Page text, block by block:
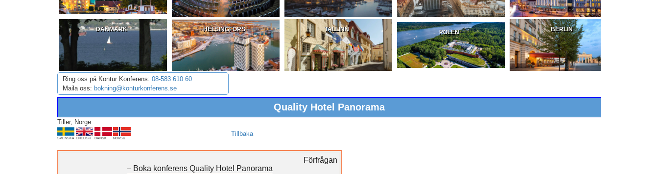
DANMARK HELSINGFORS TALLINN POLEN BERLIN
Ring oss på Kontur Konferens: 08-583 610 60
Maila oss: bokning@konturkonferens.se
Quality Hotel Panorama
Tiller, Norge
SVENSKA ENGLISH DANSK NORSK
Tillbaka
Förfrågan
– Boka konferens Quality Hotel Panorama